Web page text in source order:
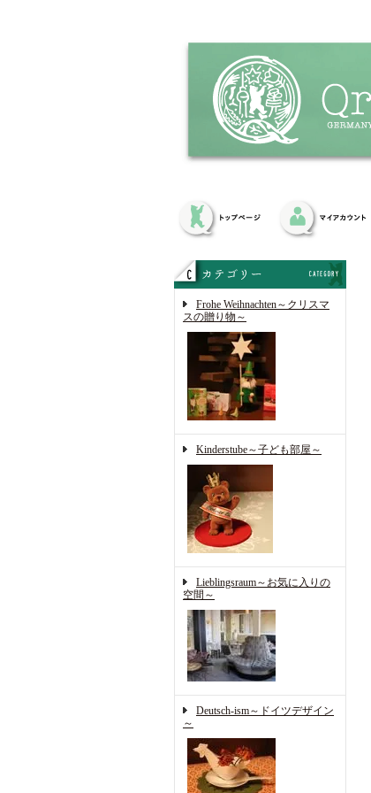
Frohe Weihnachten～クリスマ
スの贈り物～
Kinderstube～子ども部屋～
Lieblingsraum～お気に入りの
空間～
Deutsch-ism～ドイツデザイン
～